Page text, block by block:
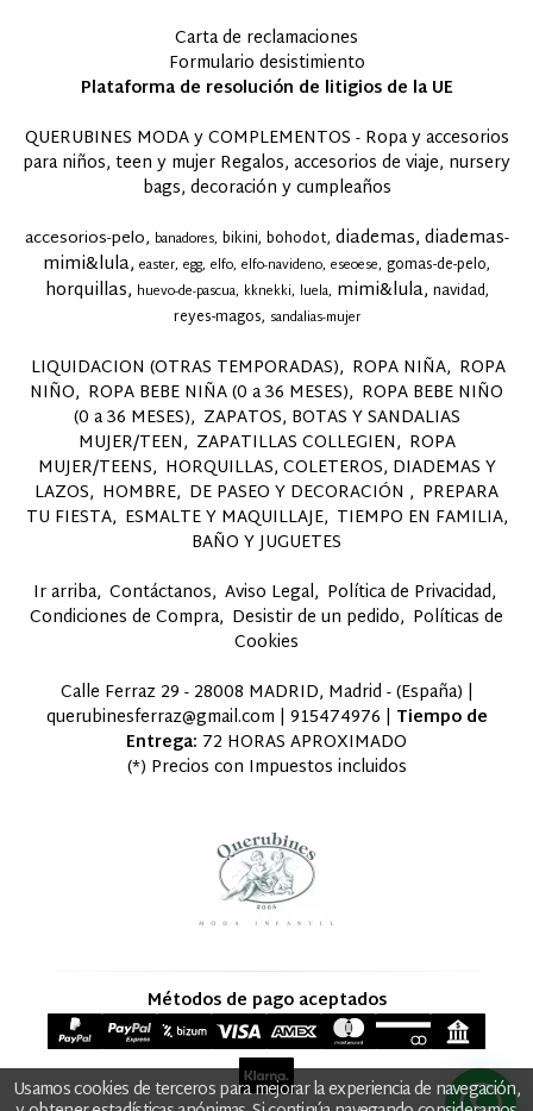
Carta de reclamaciones
Formulario desistimiento
Plataforma de resolución de litigios de la UE
QUERUBINES MODA y COMPLEMENTOS - Ropa y accesorios
para niños, teen y mujer Regalos, accesorios de viaje, nursery
bags, decoración y cumpleaños
accesorios-pelo banadores bikini bohodot diademas diademas-
mimi&lula easter egg elfo elfo-navideno eseoese gomas-de-pelo
horquillas huevo-de-pascua kknekki luela mimi&lula navidad
reyes-magos sandalias-mujer
LIQUIDACION (OTRAS TEMPORADAS) ROPA NIÑA ROPA
NIÑO ROPA BEBE NIÑA (0 a 36 MESES) ROPA BEBE NIÑO
(0 a 36 MESES) ZAPATOS, BOTAS Y SANDALIAS
MUJER/TEEN ZAPATILLAS COLLEGIEN ROPA
MUJER/TEENS HORQUILLAS, COLETEROS, DIADEMAS Y
LAZOS HOMBRE DE PASEO Y DECORACIÓN
PREPARA
TU FIESTA ESMALTE Y MAQUILLAJE TIEMPO EN FAMILIA,
BAÑO Y JUGUETES
Ir arriba Contáctanos Aviso Legal Política de Privacidad
Condiciones de Compra Desistir de un pedido Políticas de
Cookies
Calle Ferraz 29 - 28008 MADRID, Madrid - (España) |
querubinesferraz@gmail.com | 915474976 | Tiempo de
Entrega: 72 HORAS APROXIMADO
(*) Precios con Impuestos incluidos
Métodos de pago aceptados
Usamos cookies de terceros para mejorar la experiencia de navegación,